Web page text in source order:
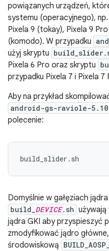
powiązanych urządzeń,
systemu (operacyjnego),
Pixela 9 (tokay), Pixela 9
(komodo). W przypadku
użyj skryptu
Pixela 6 Pro oraz skryptu
przypadku Pixela 7 i Pixela 7
Aby na przykład
android-gs-raviole-
polecenie:
Domyślnie w gałęziach
build_ DEVICE.sh
jądra GKI aby przyspieszyć
zmodyfikować jądro
środowiskową